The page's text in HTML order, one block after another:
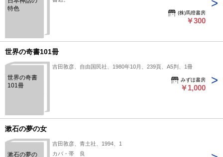
状態：
特色
(株)馬燈書房
￥300
世界の奇書101冊
世界の奇書
101冊
吉田敦彦、自由国民社、1980年10月、239頁、A5判、1冊
みずほ書房
￥1,000
漱石の夢の女
漱石の夢の
吉田敦彦、青土社、1994、1
カバ・帯 良